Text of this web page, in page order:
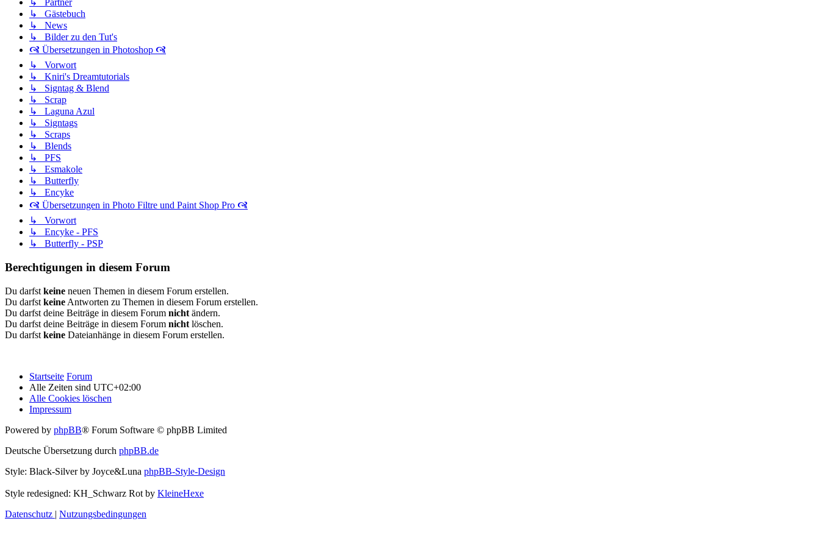
↳ Partner
↳ Gästebuch
↳ News
↳ Bilder zu den Tut's
🙧 Übersetzungen in Photoshop 🙧
↳ Vorwort
↳ Kniri's Dreamtutorials
↳ Signtag & Blend
↳ Scrap
↳ Laguna Azul
↳ Signtags
↳ Scraps
↳ Blends
↳ PFS
↳ Esmakole
↳ Butterfly
↳ Encyke
🙧 Übersetzungen in Photo Filtre und Paint Shop Pro 🙧
↳ Vorwort
↳ Encyke - PFS
↳ Butterfly - PSP
Berechtigungen in diesem Forum
Du darfst keine neuen Themen in diesem Forum erstellen.
Du darfst keine Antworten zu Themen in diesem Forum erstellen.
Du darfst deine Beiträge in diesem Forum nicht ändern.
Du darfst deine Beiträge in diesem Forum nicht löschen.
Du darfst keine Dateianhänge in diesem Forum erstellen.
Startseite Forum
Alle Zeiten sind UTC+02:00
Alle Cookies löschen
Impressum
Powered by phpBB® Forum Software © phpBB Limited
Deutsche Übersetzung durch phpBB.de
Style: Black-Silver by Joyce&Luna phpBB-Style-Design
Style redesigned: KH_Schwarz Rot by KleineHexe
Datenschutz | Nutzungsbedingungen